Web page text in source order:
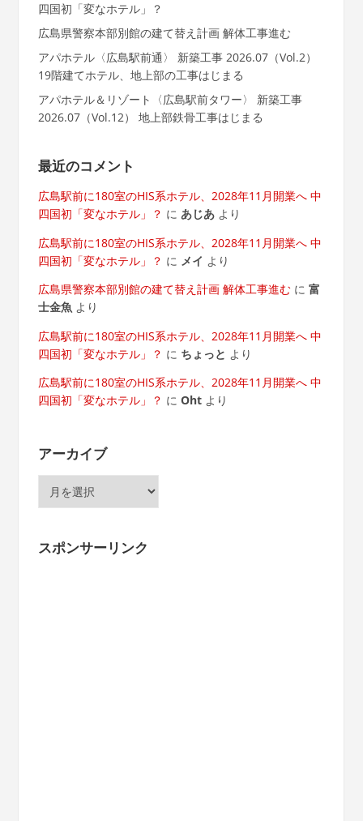
四国初「変なホテル」？
広島県警察本部別館の建て替え計画 解体工事進む
アパホテル〈広島駅前通〉 新築工事 2026.07（Vol.2）
19階建てホテル、地上部の工事はじまる
アパホテル＆リゾート〈広島駅前タワー〉 新築工事
2026.07（Vol.12） 地上部鉄骨工事はじまる
最近のコメント
広島駅前に180室のHIS系ホテル、2028年11月開業へ 中
四国初「変なホテル」？ に あじあより
広島駅前に180室のHIS系ホテル、2028年11月開業へ 中
四国初「変なホテル」？ に メイ より
広島県警察本部別館の建て替え計画 解体工事進むに 富
士金魚より
広島駅前に180室のHIS系ホテル、2028年11月開業へ 中
四国初「変なホテル」？ に ちょっと より
広島駅前に180室のHIS系ホテル、2028年11月開業へ 中
四国初「変なホテル」？ に Ohtより
アーカイブ
ブ
スポンサーリンク